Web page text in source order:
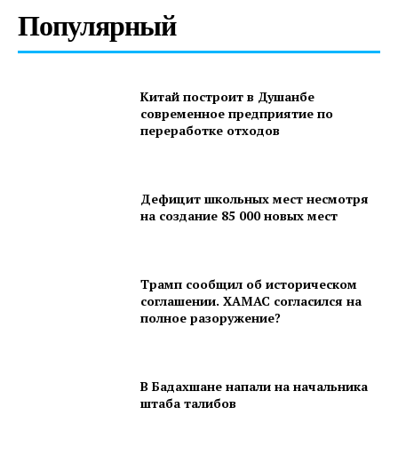
Популярный
Китай построит в Душанбе
современное предприятие по
переработке отходов
Дефицит школьных мест несмотря
на создание 85 000 новых мест
Трамп сообщил об историческом
соглашении. ХАМАС согласился на
полное разоружение?
В Бадахшане напали на начальника
штаба талибов